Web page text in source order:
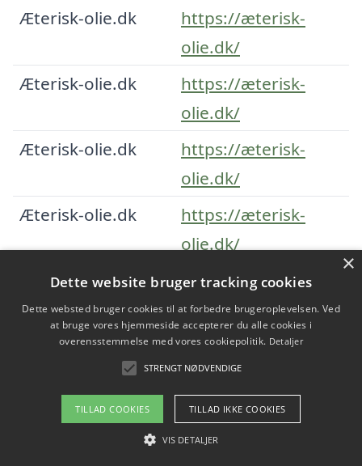
Æterisk-olie.dk
https://æterisk-
olie.dk/
Æterisk-olie.dk
https://æterisk-
olie.dk/
Æterisk-olie.dk
https://æterisk-
olie.dk/
Æterisk-olie.dk
https://æterisk-
olie.dk/
Æterisk-olie.dk
https://æterisk-
olie.dk/
Æterisk-olie.dk
https://æterisk-
olie.dk/
Æterisk-olie.dk
https://æterisk-
olie.dk/
×
Dette website bruger tracking cookies
Dette websted bruger cookies til at forbedre brugeroplevelsen. Ved
at bruge vores hjemmeside accepterer du alle cookies i
overensstemmelse med vores cookiepolitik. Detaljer
STRENGT NØDVENDIGE
TILLAD COOKIES TILLAD IKKE COOKIES
VIS DETALJER